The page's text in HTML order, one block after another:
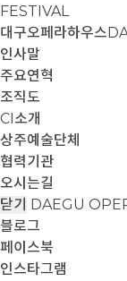
FESTIVAL
대구오페라하우스
인사말
주요연혁
조직도
CI소개
상주예술단체
협력기관
오시는길
닫기 DAEGU
블로그
페이스북
인스타그램